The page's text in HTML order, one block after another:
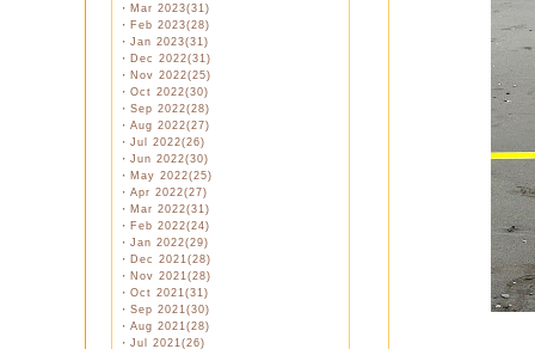
・ Mar 2023(31)
・ Feb 2023(28)
・ Jan 2023(31)
・ Dec 2022(31)
・ Nov 2022(25)
・ Oct 2022(30)
・ Sep 2022(28)
・ Aug 2022(27)
・ Jul 2022(26)
・ Jun 2022(30)
・ May 2022(25)
・ Apr 2022(27)
・ Mar 2022(31)
・ Feb 2022(24)
・ Jan 2022(29)
・ Dec 2021(28)
・ Nov 2021(28)
・ Oct 2021(31)
・ Sep 2021(30)
・ Aug 2021(28)
・ Jul 2021(26)